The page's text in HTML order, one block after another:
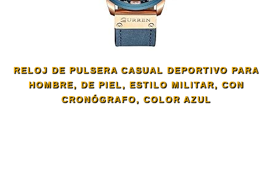
RELOJ DE PULSERA CASUAL DEPORTIVO PARA
HOMBRE, DE PIEL, ESTILO MILITAR, CON
CRONÓGRAFO, COLOR AZUL